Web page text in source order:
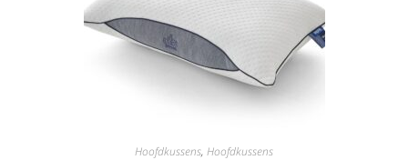
Hoofdkussens, Hoofdkussens